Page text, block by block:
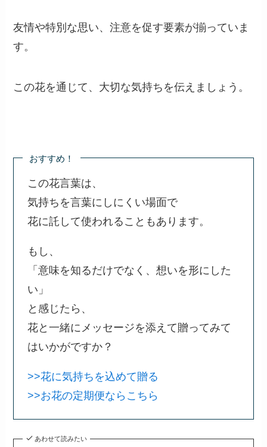
友情や特別な思い、注意を促す要素が揃っていま
す。
この花を通じて、大切な気持ちを伝えましょう。
おすすめ！
この花言葉は、
気持ちを言葉にしにくい場面で
花に託して使われることもあります。
もし、
「意味を知るだけでなく、想いを形にした
い」
と感じたら、
花と一緒にメッセージを添えて贈ってみて
はいかがですか？
>>花に気持ちを込めて贈る
>>お花の定期便ならこちら
あわせて読みたい